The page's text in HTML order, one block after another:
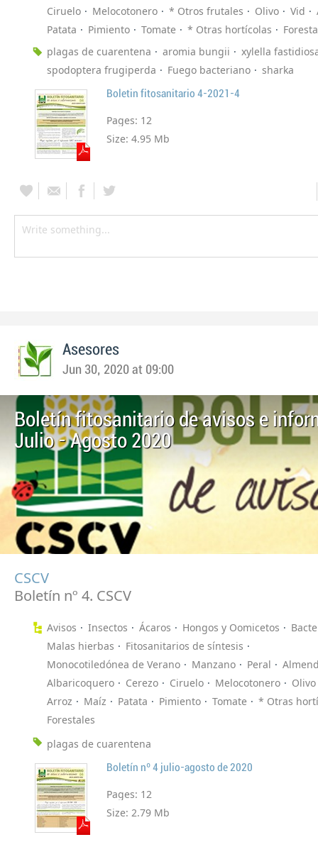
Ciruelo
Melocotonero * Otros frutales Olivo Vid
Patata
Pimiento Tomate * Otras hortícolas
plagas de cuarentena
aromia bungii
xylella
spodoptera frugiperda
Fuego bacteriano sharka
Boletin fitosanitario 4-2021-4
Pages: 12
Size: 4.95 Mb
Asesores
Jun 30, 2020 at 09:00
Boletín fitosanitario de avisos e
Julio - Agosto 2020
CSCV
Boletín nº 4. CSCV
Avisos Insectos Ácaros Hongos y Oomicetos
Malas hierbas
Fitosanitarios de síntesis
Monocotiledónea de Verano
Manzano Peral
Albaricoquero
Cerezo Ciruelo Melocotonero
Olivo
Arroz
Maíz Patata Pimiento Tomate
* Otras
Forestales
plagas de cuarentena
Boletín nº 4 julio-agosto de 2020
Pages: 12
Size: 2.79 Mb